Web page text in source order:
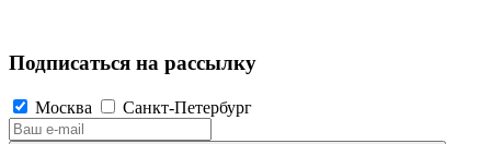
Подписаться на рассылку
Москва Санкт-Петербург